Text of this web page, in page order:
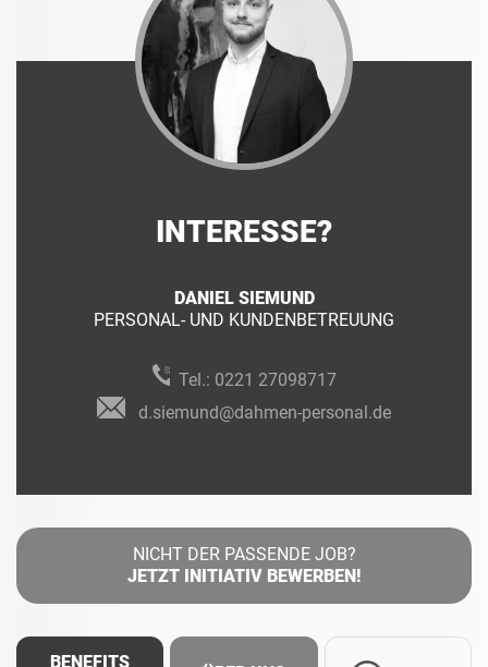
INTERESSE?
DANIEL SIEMUND
PERSONAL- UND KUNDENBETREUUNG
Tel.: 0221 27098717
d.siemund@dahmen-personal.de
NICHT DER PASSENDE JOB?
JETZT INITIATIV BEWERBEN!
BENEFITS